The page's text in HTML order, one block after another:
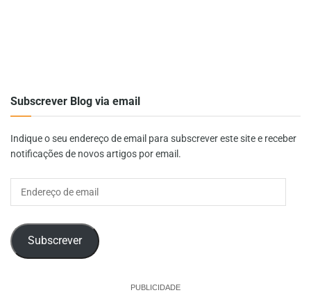
Subscrever Blog via email
Indique o seu endereço de email para subscrever este site e receber
notificações de novos artigos por email.
Subscrever
PUBLICIDADE